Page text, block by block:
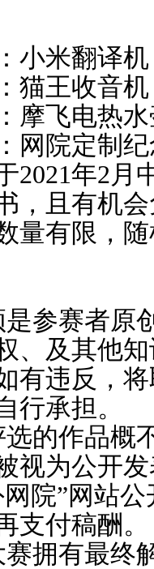
小米翻译机
猫王收音机
摩飞电热
网院定制
2021年2月
，且有机
量有限，
参赛者原
、及其他
有违反，
行承担。
的作品概
视为公开
院”网站
支付稿酬。
拥有最终